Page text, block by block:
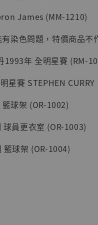
現貨】海賊王
蒐藏雕像 布魯
加購優惠【讓子彈飛 鵝城縣長 張麻子 [BK01]】
James (MM-1210)
染色問題，特價商品不
1993年 全明星賽 (RM-
星賽 STEPHEN
球架 (OR-1002)
員更衣室 (OR-1003)
球架 (OR-1004)